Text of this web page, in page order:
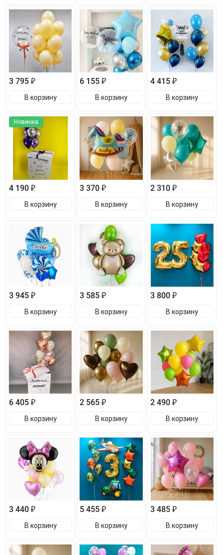
3 795 ₽
В корзину
6 155 ₽
В корзину
4 415 ₽
В корзину
Новинка
4 190 ₽
В корзину
3 370 ₽
В корзину
2 310 ₽
В корзину
3 945 ₽
В корзину
3 585 ₽
В корзину
3 800 ₽
В корзину
6 405 ₽
В корзину
2 565 ₽
В корзину
2 490 ₽
В корзину
3 440 ₽
В корзину
5 455 ₽
В корзину
3 485 ₽
В корзину